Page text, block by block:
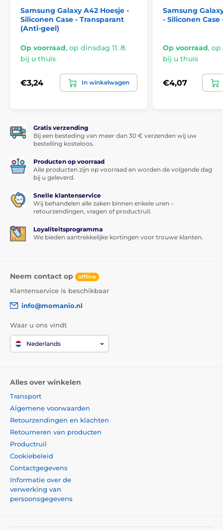
Samsung Galaxy A42 Hoesje -
Siliconen Case - Transparant
(Anti-geel)
Op voorraad, op dinsdag 11. 8.
bij u thuis
€3,24 In winkelwagen
Samsung
- Siliconen Case
Op voorraad, op
bij u thuis
€4,07
Gratis verzending
Bij een besteding van meer dan 30 € verzenden wij uw
bestelling kosteloos.
Producten op voorraad
Alle producten zijn op voorraad en worden de volgende dag
bij u geleverd.
Snelle klantenservice
Wij behandelen alle zaken binnen enkele uren –
retourzendingen, vragen of productruil.
Loyaliteitsprogramma
We bieden aantrekkelijke kortingen voor trouwe klanten.
Neem contact op offline
Klantenservice is beschikbaar
info@momanio.nl
Waar u ons vindt
Nederlands
Alles over winkelen
Transport
Algemene voorwaarden
Retourzendingen en klachten
Retourneren van producten
Productruil
Cookiebeleid
Contactgegevens
Informatie over de
verwerking van
persoonsgegevens